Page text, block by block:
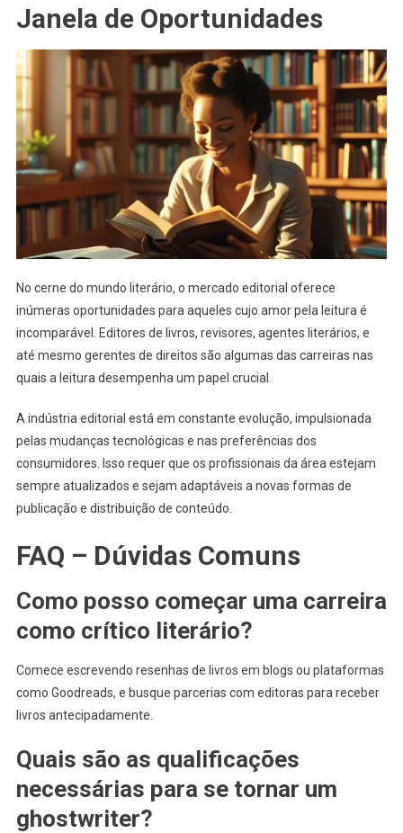
Janela de Oportunidades
No cerne do mundo literário, o mercado editorial oferece
inúmeras oportunidades para aqueles cujo amor pela leitura é
incomparável. Editores de livros, revisores, agentes literários, e
até mesmo gerentes de direitos são algumas das carreiras nas
quais a leitura desempenha um papel crucial.
A indústria editorial está em constante evolução, impulsionada
pelas mudanças tecnológicas e nas preferências dos
consumidores. Isso requer que os profissionais da área estejam
sempre atualizados e sejam adaptáveis a novas formas de
publicação e distribuição de conteúdo.
FAQ – Dúvidas Comuns
Como posso começar uma carreira
como crítico literário?
Comece escrevendo resenhas de livros em blogs ou plataformas
como Goodreads, e busque parcerias com editoras para receber
livros antecipadamente.
Quais são as qualificações
necessárias para se tornar um
ghostwriter?